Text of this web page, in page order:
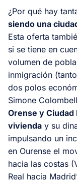
¿Por qué hay
siendo una
Esta oferta
si se tiene en
volumen de
inmigración
dos polos
Simone
Orense y Ciudad
vivienda y su
impulsando un
en Ourense el
hacia las costas
Real hacia